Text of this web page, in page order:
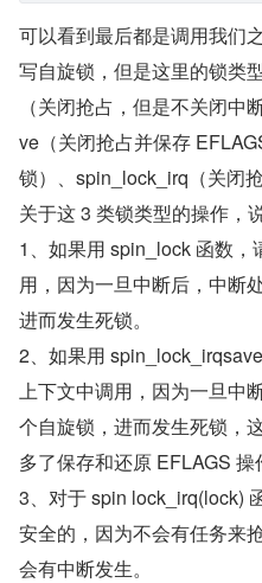
可以看到最后都是调用我们
写自旋锁，但是这里的锁类
（关闭抢占，但是不关闭
ve（关闭抢占并保存
锁）、spin_lock_irq（关闭
关于这 3 类锁类型的操作，
1、如果用 spin_lock 函数
用，因为一旦中断后，中断
进而发生死锁。
2、如果用
上下文中调用，因为一旦中
个自旋锁，进而发生死锁，
多了保存和还原 EFLAGS 操
3、对于 spin lock_irq(lock)
安全的，因为不会有任务来
会有中断发生。